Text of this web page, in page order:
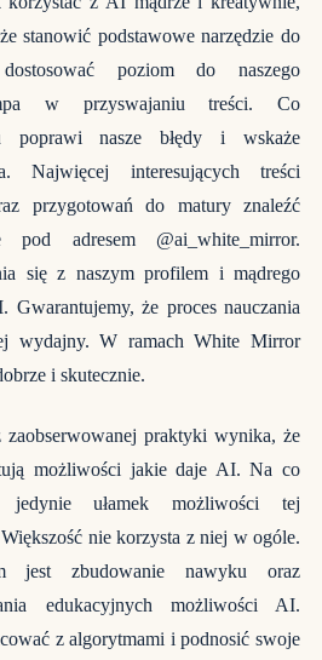
stanowić podstawowe narzędzie do
poziom do naszego
w przyswajaniu treści. Co
poprawi nasze błędy i wskaże
Najwięcej interesujących treści
przygotowań do matury znaleźć
pod adresem @ai_white_mirror.
się z naszym profilem i mądrego
Gwarantujemy, że proces nauczania
wydajny. W ramach White Mirror
i skutecznie.
zaobserwowanej praktyki wynika, że
możliwości jakie daje AI. Na co
jedynie ułamek możliwości tej
nie korzysta z niej w ogóle.
jest zbudowanie nawyku oraz
edukacyjnych możliwości AI.
z algorytmami i podnosić swoje